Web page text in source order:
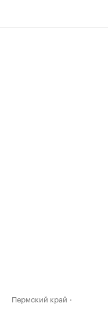
Пермский край